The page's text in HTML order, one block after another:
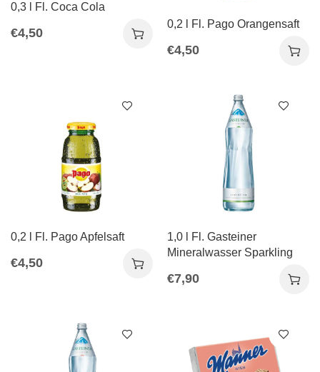
0,3 l Fl. Coca Cola
€4,50
0,2 l Fl. Pago Orangensaft
€4,50
0,2 l Fl. Pago Apfelsaft
€4,50
1,0 l Fl. Gasteiner
Mineralwasser Sparkling
€7,90